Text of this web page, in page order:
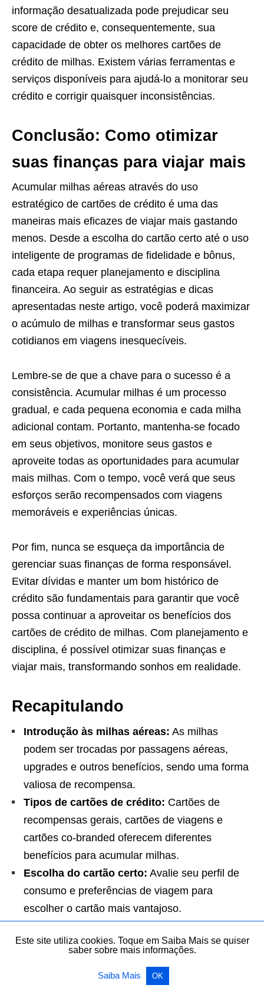
informação desatualizada pode prejudicar seu
score de crédito e, consequentemente, sua
capacidade de obter os melhores cartões de
crédito de milhas. Existem várias ferramentas e
serviços disponíveis para ajudá-lo a monitorar seu
crédito e corrigir quaisquer inconsistências.
Conclusão: Como otimizar
suas finanças para viajar mais
Acumular milhas aéreas através do uso
estratégico de cartões de crédito é uma das
maneiras mais eficazes de viajar mais gastando
menos. Desde a escolha do cartão certo até o uso
inteligente de programas de fidelidade e bônus,
cada etapa requer planejamento e disciplina
financeira. Ao seguir as estratégias e dicas
apresentadas neste artigo, você poderá maximizar
o acúmulo de milhas e transformar seus gastos
cotidianos em viagens inesquecíveis.
Lembre-se de que a chave para o sucesso é a
consistência. Acumular milhas é um processo
gradual, e cada pequena economia e cada milha
adicional contam. Portanto, mantenha-se focado
em seus objetivos, monitore seus gastos e
aproveite todas as oportunidades para acumular
mais milhas. Com o tempo, você verá que seus
esforços serão recompensados com viagens
memoráveis e experiências únicas.
Por fim, nunca se esqueça da importância de
gerenciar suas finanças de forma responsável.
Evitar dívidas e manter um bom histórico de
crédito são fundamentais para garantir que você
possa continuar a aproveitar os benefícios dos
cartões de crédito de milhas. Com planejamento e
disciplina, é possível otimizar suas finanças e
viajar mais, transformando sonhos em realidade.
Recapitulando
Introdução às milhas aéreas: As milhas
podem ser trocadas por passagens aéreas,
upgrades e outros benefícios, sendo uma forma
valiosa de recompensa.
Tipos de cartões de crédito: Cartões de
recompensas gerais, cartões de viagens e
cartões co-branded oferecem diferentes
benefícios para acumular milhas.
Escolha do cartão certo: Avalie seu perfil de
consumo e preferências de viagem para
escolher o cartão mais vantajoso.
Entenda a taxa de conversão de pontos,
maximizar seus ganhos.
Este site utiliza cookies. Toque em Saiba Mais se quiser
saber sobre mais informações.
Saiba Mais OK